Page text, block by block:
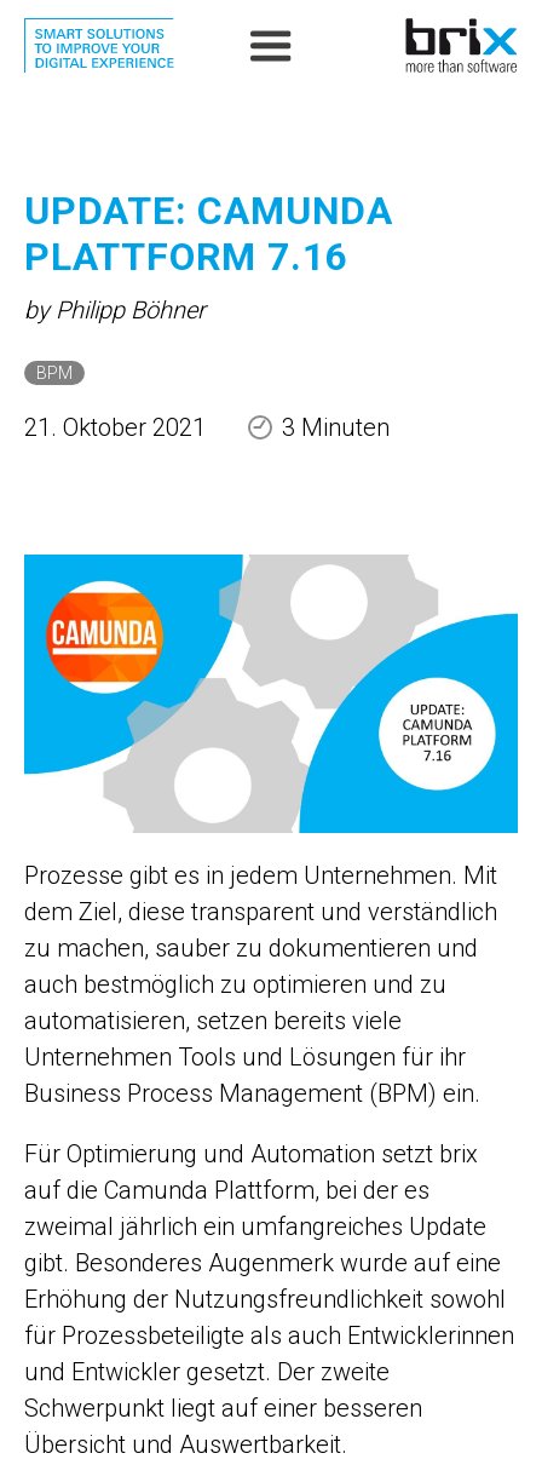
UPDATE: CAMUNDA
PLATTFORM 7.16
by Philipp Böhner
BPM
21. Oktober 2021 3 Minuten
Prozesse gibt es in jedem Unternehmen. Mit
dem Ziel, diese transparent und verständlich
zu machen, sauber zu dokumentieren und
auch bestmöglich zu optimieren und zu
automatisieren, setzen bereits viele
Unternehmen Tools und Lösungen für ihr
Business Process Management (BPM) ein.
Für Optimierung und Automation setzt brix
auf die Camunda Plattform, bei der es
zweimal jährlich ein umfangreiches Update
gibt. Besonderes Augenmerk wurde auf eine
Erhöhung der Nutzungsfreundlichkeit sowohl
für Prozessbeteiligte als auch Entwicklerinnen
und Entwickler gesetzt. Der zweite
Schwerpunkt liegt auf einer besseren
Übersicht und Auswertbarkeit.